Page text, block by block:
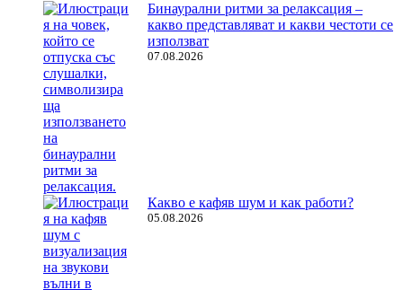
Бинаурални ритми за релаксация –
какво представляват и какви честоти се
използват
07.08.2026
Какво е кафяв шум и как работи?
05.08.2026